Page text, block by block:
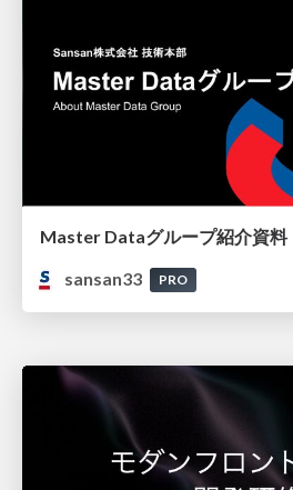
Master Dataグループ紹介資料
sansan33
PRO